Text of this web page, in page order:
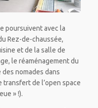
poursuivent avec la
Rez-de-chaussée,
et de la salle de
le réaménagement du
nomades dans
transfert de l’open space
» !).